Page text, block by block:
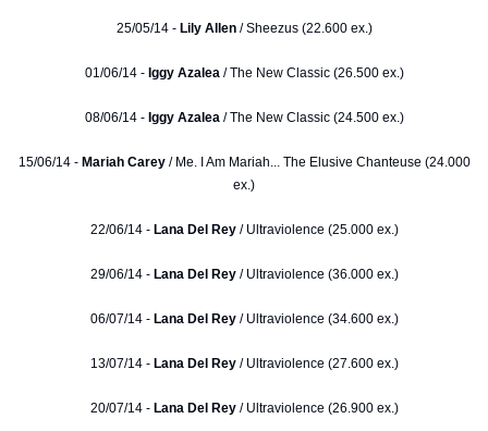
25/05/14 - Lily Allen/ Sheezus (22.600 ex.)
01/06/14 - Iggy Azalea/ The New Classic (26.500 ex.)
08/06/14 - Iggy Azalea/ The New Classic (24.500 ex.)
15/06/14 - Mariah Carey/ Me. I Am Mariah... The Elusive Chanteuse (24.000
ex.)
22/06/14 - Lana Del Rey/ Ultraviolence (25.000 ex.)
29/06/14 - Lana Del Rey / Ultraviolence (36.000 ex.)
06/07/14 - Lana Del Rey/ Ultraviolence (34.600 ex.)
13/07/14 -Lana Del Rey / Ultraviolence (27.600 ex.)
20/07/14 -Lana Del Rey/ Ultraviolence (26.900 ex.)